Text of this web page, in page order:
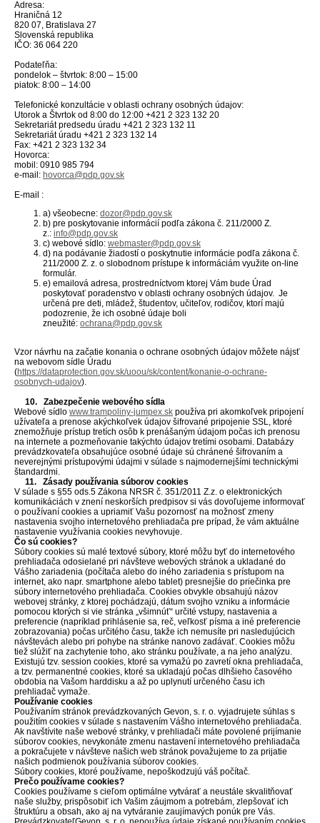
Adresa:
Hraničná 12
820 07, Bratislava 27
Slovenská republika
IČO: 36 064 220
Podateľňa:
pondelok – štvrtok: 8:00 – 15:00
piatok: 8:00 – 14:00
Telefonické konzultácie v oblasti ochrany osobných údajov:
Utorok a Štvrtok od 8:00 do 12:00 +421 2 323 132 20
Sekretariát predsedu úradu +421 2 323 132 11
Sekretariát úradu +421 2 323 132 14
Fax: +421 2 323 132 34
Hovorca:
mobil: 0910 985 794
e-mail: hovorca@pdp.gov.sk
E-mail :
a) všeobecne: dozor@pdp.gov.sk
b) pre poskytovanie informácií podľa zákona č. 211/2000 Z.
z.: info@pdp.gov.sk
c) webové sídlo: webmaster@pdp.gov.sk
d) na podávanie žiadostí o poskytnutie informácie podľa zákona č.
211/2000 Z. z. o slobodnom prístupe k informáciám využite on-line
formulár.
e) emailová adresa, prostredníctvom ktorej Vám bude Úrad
poskytovať poradenstvo v oblasti ochrany osobných údajov. Je
určená pre deti, mládež, študentov, učiteľov, rodičov, ktorí majú
podozrenie, že ich osobné údaje boli
zneužité: ochrana@pdp.gov.sk
Vzor návrhu na začatie konania o ochrane osobných údajov môžete nájsť
na webovom sídle Úradu
(https://dataprotection.gov.sk/uoou/sk/content/konanie-o-ochrane-
osobnych-udajov).
10. Zabezpečenie webového sídla
Webové sídlo www.trampoliny-jumpex.sk používa pri akomkoľvek pripojení
užívateľa a prenose akýchkoľvek údajov šifrované pripojenie SSL, ktoré
znemožňuje prístup tretích osôb k prenášaným údajom počas ich prenosu
na internete a pozmeňovanie takýchto údajov tretími osobami. Databázy
prevádzkovateľa obsahujúce osobné údaje sú chránené šifrovaním a
neverejnými prístupovými údajmi v súlade s najmodernejšími technickými
štandardmi.
11. Zásady používania súborov cookies
V súlade s §55 ods.5 Zákona NRSR č. 351/2011 Z.z. o elektronických
komunikáciách v znení neskorších predpisov si vás dovoľujeme informovať
o používaní cookies a upriamiť Vašu pozornosť na možnosť zmeny
nastavenia svojho internetového prehliadača pre prípad, že vám aktuálne
nastavenie využívania cookies nevyhovuje.
Čo sú cookies?
Súbory cookies sú malé textové súbory, ktoré môžu byť do internetového
prehliadača odosielané pri návšteve webových stránok a ukladané do
Vášho zariadenia (počítača alebo do iného zariadenia s prístupom na
internet, ako napr. smartphone alebo tablet) presnejšie do priečinka pre
súbory internetového prehliadača. Cookies obvykle obsahujú názov
webovej stránky, z ktorej pochádzajú, dátum svojho vzniku a informácie
pomocou ktorých si vie stránka „všimnúť“ určité vstupy, nastavenia a
preferencie (napríklad prihlásenie sa, reč, veľkosť písma a iné preferencie
zobrazovania) počas určitého času, takže ich nemusíte pri nasledujúcich
návštevách alebo pri pohybe na stránke nanovo zadávať. Cookies môžu
tiež slúžiť na zachytenie toho, ako stránku používate, a na jeho analýzu.
Existujú tzv. session cookies, ktoré sa vymažú po zavretí okna prehliadača,
a tzv. permanentné cookies, ktoré sa ukladajú počas dlhšieho časového
obdobia na Vašom harddisku a až po uplynutí určeného času ich
prehliadač vymaže.
Používanie cookies
Používaním stránok prevádzkovaných Gevon, s. r. o. vyjadrujete súhlas s
použitím cookies v súlade s nastavením Vášho internetového prehliadača.
Ak navštívite naše webové stránky, v prehliadači máte povolené prijímanie
súborov cookies, nevykonáte zmenu nastavení internetového prehliadača
a pokračujete v návšteve našich web stránok považujeme to za prijatie
našich podmienok používania súborov cookies.
Súbory cookies, ktoré používame, nepoškodzujú váš počítač.
Prečo používame cookies?
Cookies používame s cieľom optimálne vytvárať a neustále skvalitňovať
naše služby, prispôsobiť ich Vašim záujmom a potrebám, zlepšovať ich
štruktúru a obsah, ako aj na vytváranie zaujímavých ponúk pre Vás.